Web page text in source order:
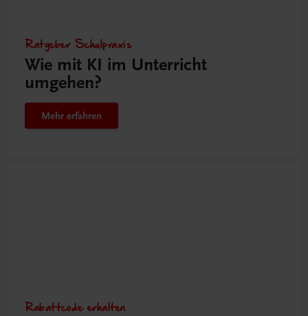
Ratgeber Schulpraxis
Wie mit KI im Unterricht
umgehen?
Mehr erfahren
Rabattcode erhalten